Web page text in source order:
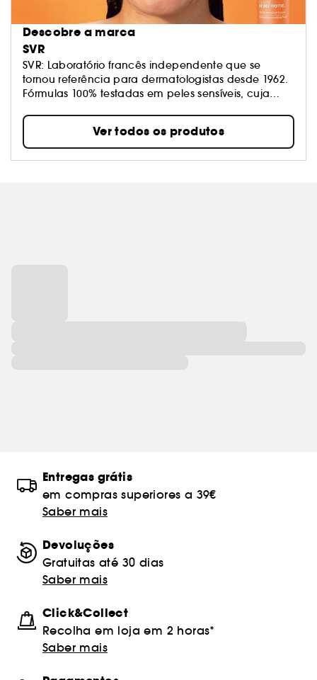
Descobre a marca
SVR
SVR: Laboratório francês independente que se
tornou referência para dermatologistas desde 1962.
Fórmulas 100% testadas em peles sensíveis, cuja
toleráveis ​​com texturas sensoriais para tratamentos
únicos e ultra-eficazes. O segredo do sucesso?
Inovação e pesquisa constante com concentrações
recordes de ingredientes ativos.
Ver todos os produtos
Entregas grátis
em compras superiores a 39€
Saber mais
Devoluções
Gratuitas até 30 dias
Saber mais
Click&Collect
Recolha em loja em 2 horas*
Saber mais